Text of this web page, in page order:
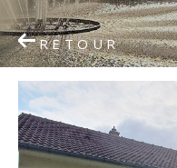
RETOUR